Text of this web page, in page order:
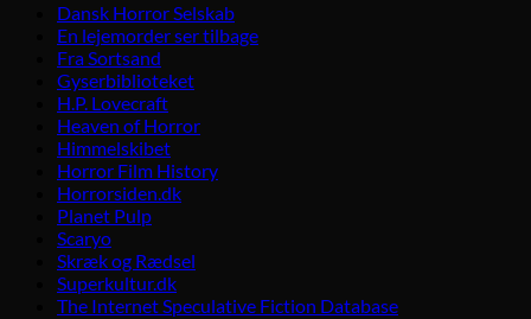
Dansk Horror Selskab
En lejemorder ser tilbage
Fra Sortsand
Gyserbiblioteket
H.P. Lovecraft
Heaven of Horror
Himmelskibet
Horror Film History
Horrorsiden.dk
Planet Pulp
Scaryo
Skræk og Rædsel
Superkultur.dk
The Internet Speculative Fiction Database